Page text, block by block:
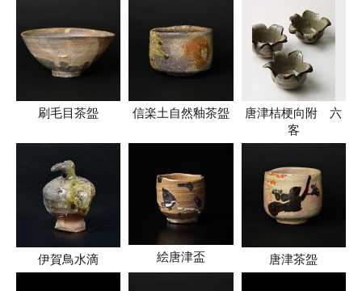
刷毛目茶盌 信楽土自然釉茶盌
唐津桔梗向附 六
客
伊賀鳥水滴 絵唐津盃 唐津茶盌